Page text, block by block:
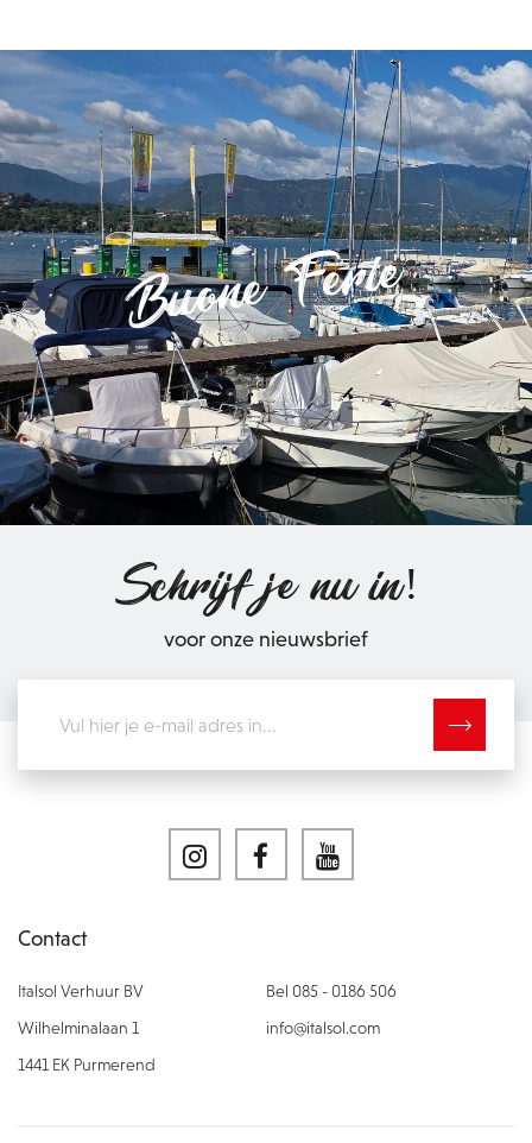
Buone Ferie
Schrijf je nu in!
voor onze nieuwsbrief
Contact
Italsol Verhuur BV
Wilhelminalaan 1
1441 EK Purmerend
Bel 085 - 0186 506
info@italsol.com